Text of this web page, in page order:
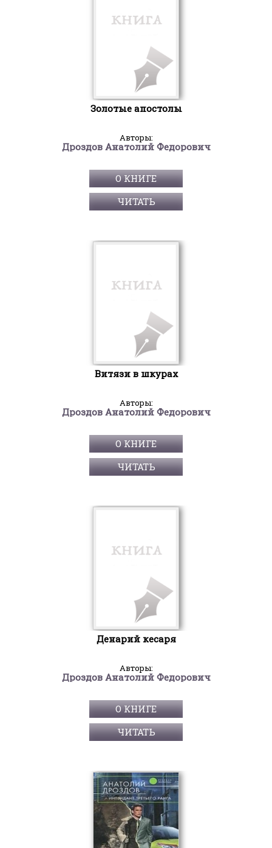
Золотые апостолы
Авторы:
Дроздов Анатолий Федорович
О КНИГЕ
ЧИТАТЬ
Витязи в шкурах
Авторы:
Дроздов Анатолий Федорович
О КНИГЕ
ЧИТАТЬ
Денарий кесаря
Авторы:
Дроздов Анатолий Федорович
О КНИГЕ
ЧИТАТЬ